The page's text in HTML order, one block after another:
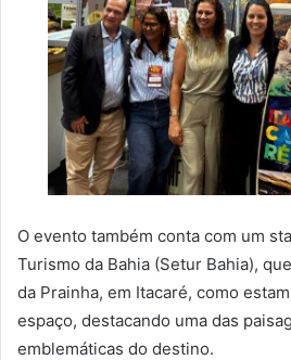
O evento também conta com um
Turismo da Bahia (Setur Bahia),
da Prainha, em Itacaré, como
espaço, destacando uma das
emblemáticas do destino.